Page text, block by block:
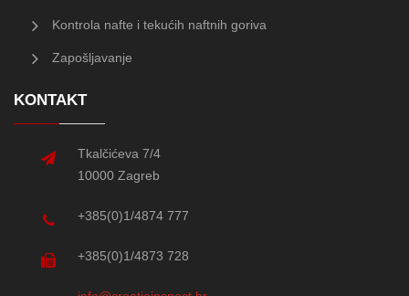
Kontrola nafte i tekućih naftnih goriva
Zapošljavanje
KONTAKT
Tkalčićeva 7/4
10000 Zagreb
+385(0)1/4874 777
+385(0)1/4873 728